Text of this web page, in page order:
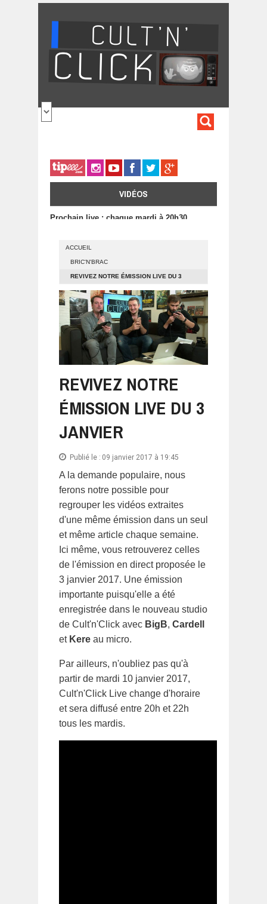
VIDÉOS
Prochain live : chaque mardi à 20h30
ACCUEIL
BRIC'N'BRAC
REVIVEZ NOTRE ÉMISSION LIVE DU 3
JANVIER
REVIVEZ NOTRE
ÉMISSION LIVE DU 3
JANVIER
Publié le : 09 janvier 2017 à 19:45
A la demande populaire, nous
ferons notre possible pour
regrouper les vidéos extraites
d'une même émission dans un seul
et même article chaque semaine.
Ici même, vous retrouverez celles
de l'émission en direct proposée le
3 janvier 2017. Une émission
importante puisqu'elle a été
enregistrée dans le nouveau studio
de Cult'n'Click avec BigB, Cardell
et Kere au micro.
Par ailleurs, n'oubliez pas qu'à
partir de mardi 10 janvier 2017,
Cult'n'Click Live change d'horaire
et sera diffusé entre 20h et 22h
tous les mardis.